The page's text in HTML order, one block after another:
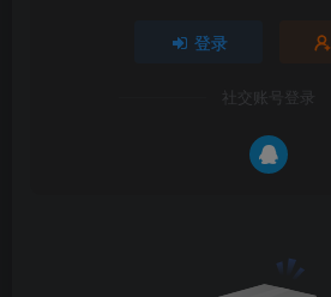
登录
社交账号登录